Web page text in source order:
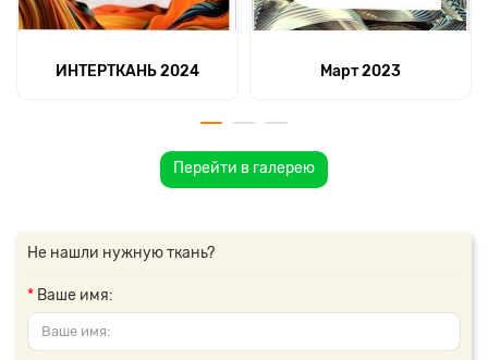
ИНТЕРТКАНЬ 2024 Март 2023
Перейти в галерею
Не нашли нужную ткань?
Ваше имя: